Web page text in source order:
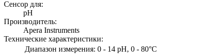
Сенсор для:
pH
Производитель:
Apera Instruments
Технические характеристики:
Диапазон измерения: 0 - 14 pH, 0 - 80°C